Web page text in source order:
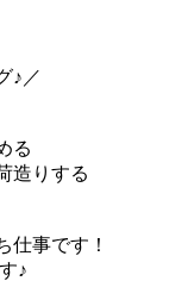
♪／
る
造りする
事です！
♪